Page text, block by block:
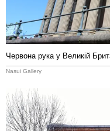
Червона рука у Великій
Nasui Gallery